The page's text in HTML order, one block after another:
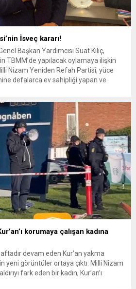
İsveç kararı!
Başkan Yardımcısı Suat Kılıç,
TBMM’de yapılacak oylamaya ilişkin
Nizam Yeniden Refah Partisi, yüce
defalarca ev sahipliği yapan ve
korumaya çalışan kadına
devam eden Kur’an yakma
yeni görüntüler ortaya çıktı. Milli Nizam
fark eden bir kadın, Kur’an’ı